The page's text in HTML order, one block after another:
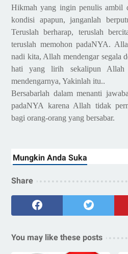
Hikmah yang ingin penulis ambil
kondisi apapun, janganlah
Teruslah berharap, teruslah
teruslah memohon padaNYA.
nadi kita, Allah mendengar segala
hati yang lirih sekalipun Allah
mendengarnya, Yakinlah itu..
Bersabarlah dalam menanti
padaNYA karena Allah tidak
bagi orang-orang yang bersabar.
Share
You may like these posts